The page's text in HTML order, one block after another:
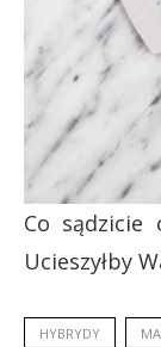
Co sądzicie
Ucieszyłby
HYBRYDY